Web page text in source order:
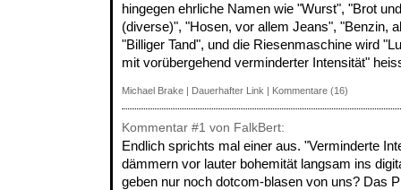
hingegen ehrliche Namen wie "Wurst", "Brot
(diverse)", "Hosen, vor allem Jeans", "Benzin,
"Billiger Tand", und die Riesenmaschine wird
mit vorübergehend verminderter Intensität"
Michael Brake| Dauerhafter Link | Kommentare (16)
Kommentar #1 von FalkBert:
Endlich sprichts mal einer aus. "Verminderte
dämmern vor lauter bohemität langsam ins
geben nur noch dotcom-blasen von uns? Das